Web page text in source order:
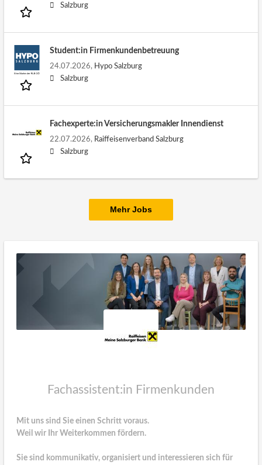
Salzburg
Student:in Firmenkundenbetreuung
24.07.2026, Hypo Salzburg
Salzburg
Fachexperte:in Versicherungsmakler Innendienst
22.07.2026, Raiffeisenverband Salzburg
Salzburg
Mehr Jobs
Fachassistent:in Firmenkunden
Mit uns sind Sie einen Schritt voraus.
Weil wir Ihr Weiterkommen fördern.
Sie sind kommunikativ, organisiert und interessieren sich für